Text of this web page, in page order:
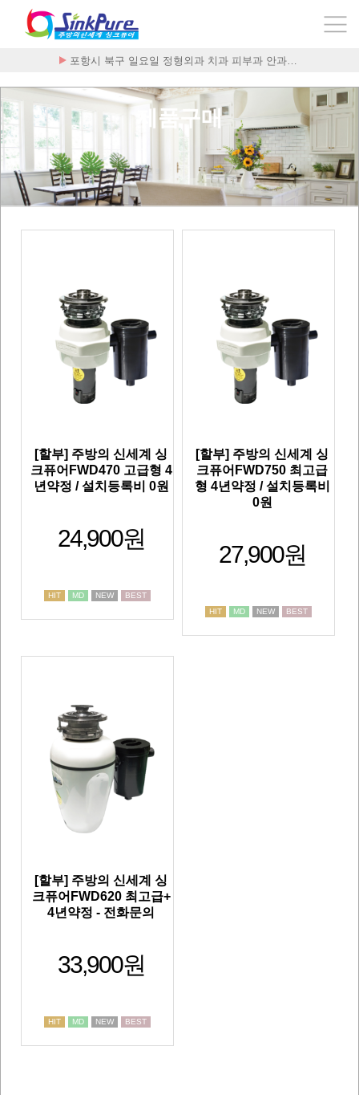
포항시 북구 일요일 정형외과 치과 피부과 안과…
제품구매
[할부] 주방의 신세계 싱
크퓨어FWD470 고급형 4
년약정 / 설치등록비 0원
24,900원
HIT MD NEW BEST
[할부] 주방의 신세계 싱
크퓨어FWD750 최고급
형 4년약정 / 설치등록비
0원
27,900원
HIT MD NEW BEST
[할부] 주방의 신세계 싱
크퓨어FWD620 최고급+
4년약정 - 전화문의
33,900원
HIT MD NEW BEST